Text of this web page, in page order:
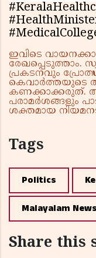
ഇവിടെ
രേഖപ്പെടുത്താം.
പ്രകടനവും
കെവാർത്തയുടെ
കണക്കാക്കരുത്.
പരാമർശങ്ങളും
ശക്തമായ
Tags
Politics
Malayalam News
Share this